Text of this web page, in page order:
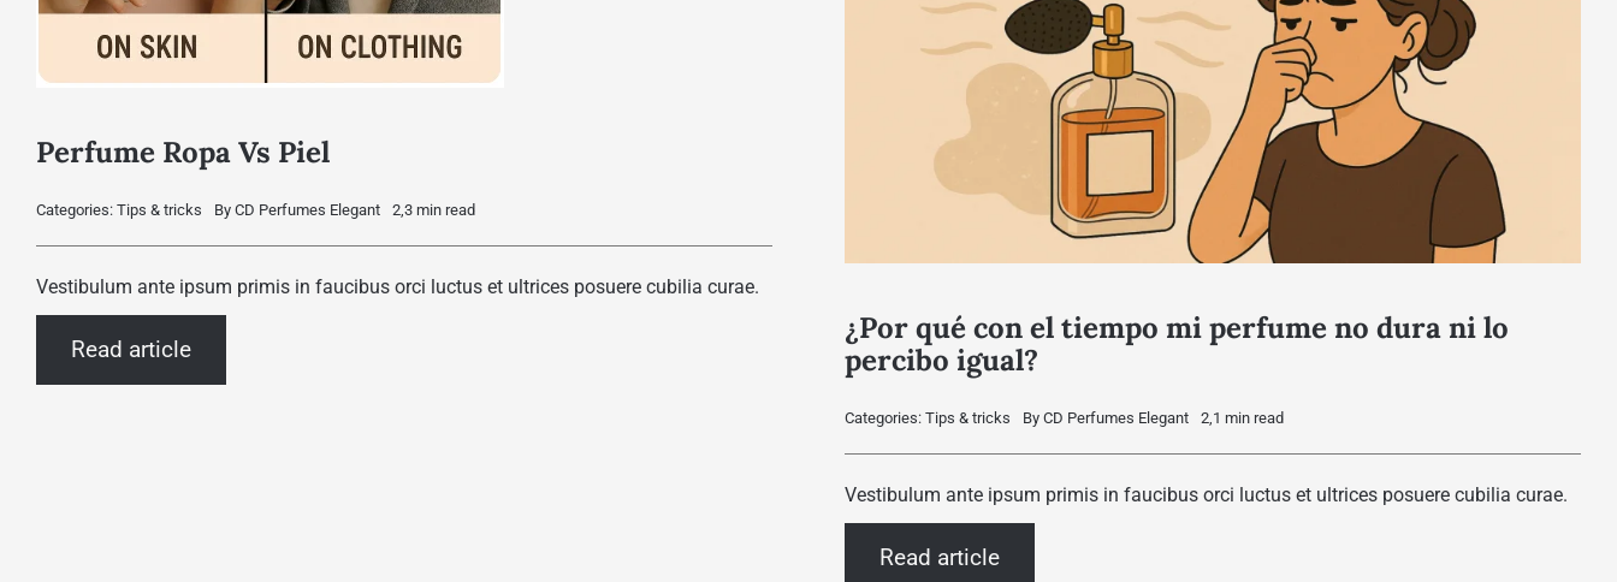
Perfume Ropa Vs Piel
Categories: Tips & tricks By CD Perfumes Elegant 2,3 min read
Vestibulum ante ipsum primis in faucibus orci luctus et ultrices posuere cubilia curae.
Read article
¿Por qué con el tiempo mi perfume no dura ni lo
percibo igual?
Categories: Tips & tricks By CD Perfumes Elegant 2,1 min read
Vestibulum ante ipsum primis in faucibus orci luctus et ultrices posuere cubilia curae.
Read article